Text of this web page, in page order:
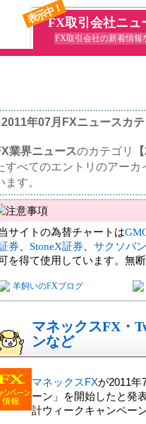
表示中！FX取引会社ニュ
FX取引会社の新着情報
年07月FXニュースカ
業界ニュースのカテゴリ
すべてのエントリのアー
ます。
サイトの為替チャートは
券
StoneX証券
サクソバ
を得て使用しています。無
羊飼いのFXブログ
マネックスFX・
ンなど
マネックスFXが2011年
ーン」を開始したと発
計ウィークキャンペー